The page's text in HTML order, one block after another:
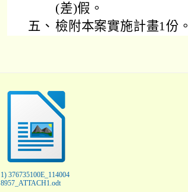
(差)假。
五、 檢附本案實施計畫1份。
1) 376735100E_114004
8957_ATTACH1.odt